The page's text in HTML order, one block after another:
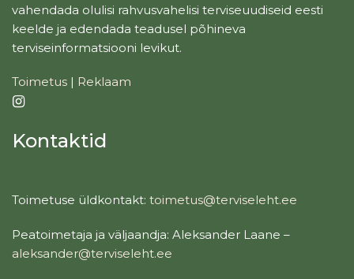
vahendada olulisi rahvusvahelisi terviseuudiseid eesti
keelde ja edendada teadusel põhineva
terviseinformatsiooni levikut.
Toimetus | Reklaam
Kontaktid
Toimetuse üldkontakt: toimetus@terviseleht.ee
Peatoimetaja ja väljaandja: Aleksander Laane –
aleksander@terviseleht.ee